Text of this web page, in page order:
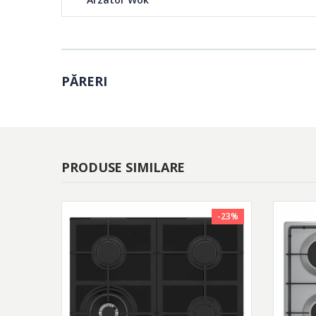
PĂRERI
PRODUSE SIMILARE
-23%